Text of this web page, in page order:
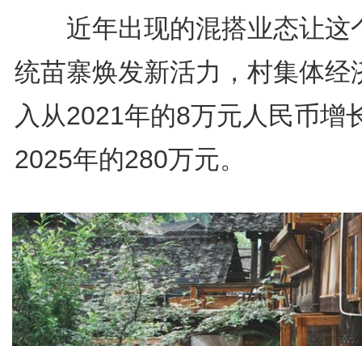
近年出现的混搭业态让这
统苗寨焕发新活力，村集体经
入从2021年的8万元人民币增
2025年的280万元。